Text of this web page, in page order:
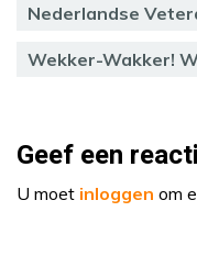
Nederlandse
Wekker-Wakker!
Geef een
U moet inloggen om